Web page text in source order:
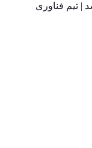
می باشد | تیم فناوری